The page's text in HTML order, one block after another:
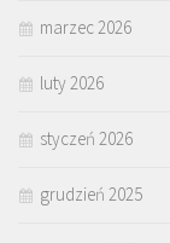
marzec 2026
luty 2026
styczeń 2026
grudzień 2025